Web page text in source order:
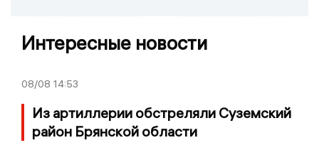
Интересные новости
08/08 14:53
Из артиллерии обстреляли Суземский
район Брянской области